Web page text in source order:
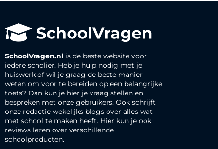
SchoolVragen.nl is de beste website voor
iedere scholier. Heb je hulp nodig met je
huiswerk of wil je graag de beste manier
weten om voor te bereiden op een belangrijke
toets? Dan kun je hier je vraag stellen en
bespreken met onze gebruikers. Ook schrijft
onze redactie wekelijks blogs over alles wat
met school te maken heeft. Hier kun je ook
reviews lezen over verschillende
schoolproducten.